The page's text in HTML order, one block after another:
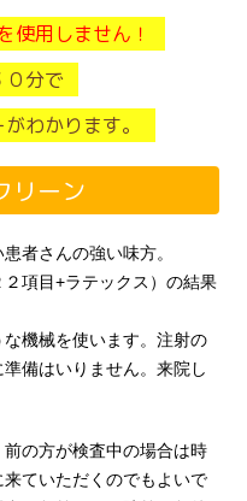
使用しません！
０分で
わかります。
リーン
者さんの強い味方。
項目+ラテックス）の結果
機械を使います。注射の
備はいりません。来院し
の方が検査中の場合は時
ていただくのでもよいで